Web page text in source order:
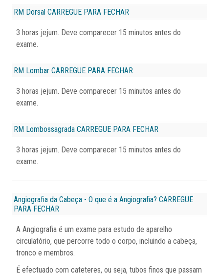
RM Dorsal CARREGUE PARA FECHAR
3 horas jejum. Deve comparecer 15 minutos antes do
exame.
RM Lombar CARREGUE PARA FECHAR
3 horas jejum. Deve comparecer 15 minutos antes do
exame.
RM Lombossagrada CARREGUE PARA FECHAR
3 horas jejum. Deve comparecer 15 minutos antes do
exame.
Angiografia da Cabeça - O que é a Angiografia? CARREGUE
PARA FECHAR
A Angiografia é um exame para estudo de aparelho
circulatório, que percorre todo o corpo, incluindo a cabeça,
tronco e membros.
É efectuado com cateteres, ou seja, tubos finos que passam